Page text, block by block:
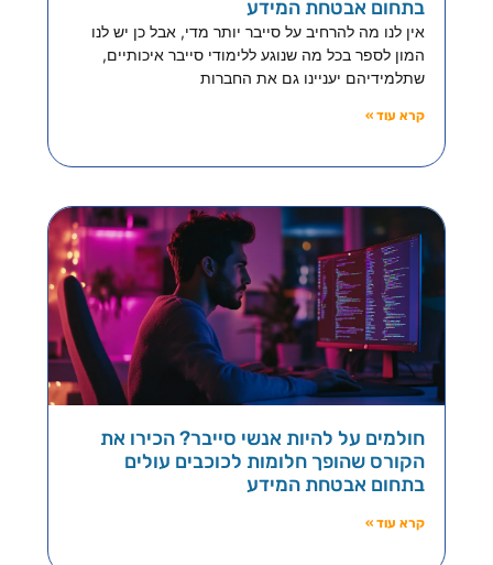
בתחום אבטחת המידע
אין לנו מה להרחיב על סייבר יותר מדי, אבל כן יש לנו
המון לספר בכל מה שנוגע ללימודי סייבר איכותיים,
שתלמידיהם יעניינו גם את החברות
קרא עוד »
חולמים על להיות אנשי סייבר? הכירו את
הקורס שהופך חלומות לכוכבים עולים
בתחום אבטחת המידע
קרא עוד »